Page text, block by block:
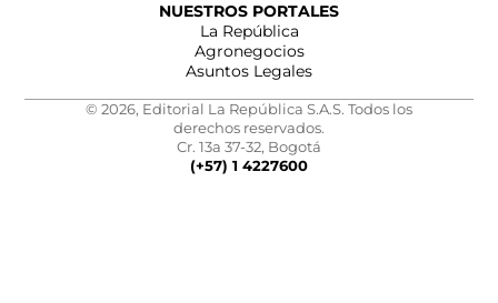
NUESTROS PORTALES
La República
Agronegocios
Asuntos Legales
© 2026, Editorial La República S.A.S. Todos los
derechos reservados.
Cr. 13a 37-32, Bogotá
(+57) 1 4227600